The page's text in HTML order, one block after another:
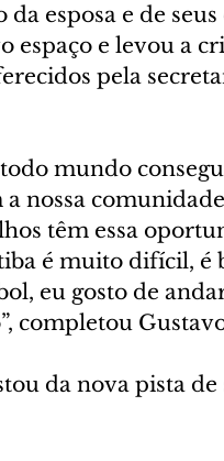
esposa e de
espaço e levou a
pela
mundo
nossa
têm essa
é muito difícil, é
eu gosto de
completou
da nova pista de